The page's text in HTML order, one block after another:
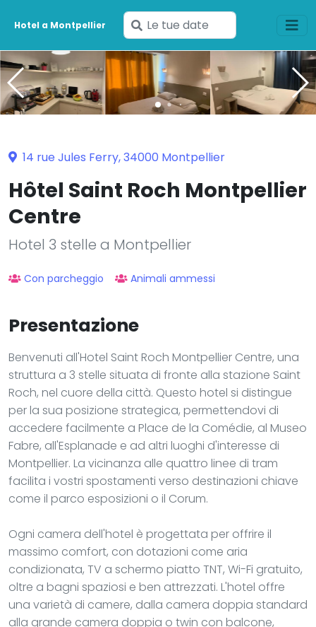
Hotel a Montpellier
Inserisci
le
tue
date
14 rue Jules Ferry, 34000 Montpellier
Hôtel Saint Roch Montpellier
Centre
Hotel 3 stelle a Montpellier
Con parcheggio Animali ammessi
Presentazione
Benvenuti all'Hotel Saint Roch Montpellier Centre, una
struttura a 3 stelle situata di fronte alla stazione Saint
Roch, nel cuore della città. Questo hotel si distingue
per la sua posizione strategica, permettendovi di
accedere facilmente a Place de la Comédie, al Museo
Fabre, all'Esplanade e ad altri luoghi d'interesse di
Montpellier. La vicinanza alle quattro linee di tram
facilita i vostri spostamenti verso destinazioni chiave
come il parco esposizioni o il Corum.
Ogni camera dell'hotel è progettata per offrire il
massimo comfort, con dotazioni come aria
condizionata, TV a schermo piatto TNT, Wi-Fi gratuito,
oltre a bagni spaziosi e ben attrezzati. L'hotel offre
una varietà di camere, dalla camera doppia standard
alla grande camera doppia o twin con balcone,